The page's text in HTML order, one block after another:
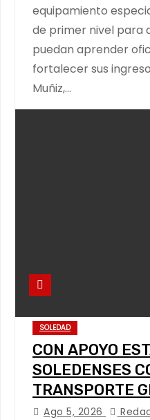
equipamiento
de primer nivel para
puedan aprender
fortalecer sus
Muñiz,…
SOLEDAD
CON APOYO
SOLEDENSES
TRANSPORTE
FENAPO
Ago 5, 2026